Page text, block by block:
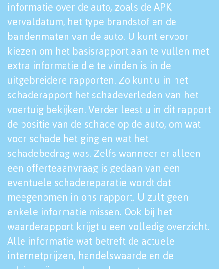
informatie over de auto, zoals de APK
vervaldatum, het type brandstof en de
bandenmaten van de auto. U kunt ervoor
kiezen om het basisrapport aan te vullen met
extra informatie die te vinden is in de
uitgebreidere rapporten. Zo kunt u in het
schaderapport het schadeverleden van het
voertuig bekijken. Verder leest u in dit rapport
de positie van de schade op de auto, om wat
voor schade het ging en wat het
schadebedrag was. Zelfs wanneer er alleen
een offerteaanvraag is gedaan van een
eventuele schadereparatie wordt dat
meegenomen in ons rapport. U zult geen
enkele informatie missen. Ook bij het
waarderapport krijgt u een volledig overzicht.
Alle informatie wat betreft de actuele
internetprijzen, handelswaarde en de